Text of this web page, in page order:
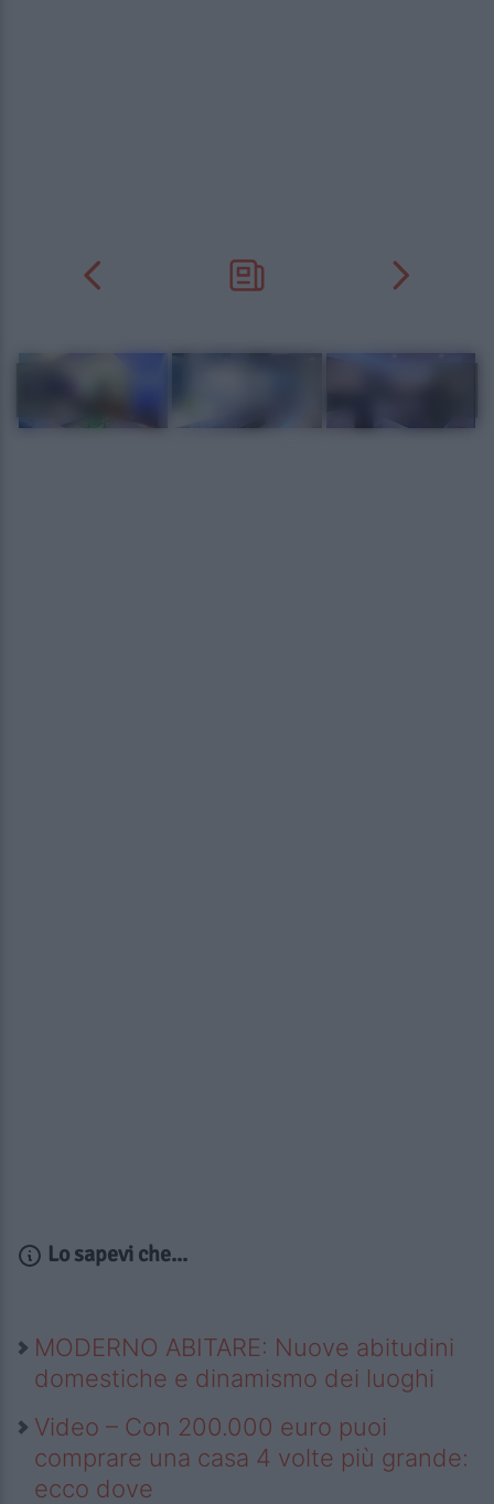
Lo sapevi che...
MODERNO ABITARE: Nuove abitudini
domestiche e dinamismo dei luoghi
Video – Con 200.000 euro puoi
comprare una casa 4 volte più grande:
ecco dove